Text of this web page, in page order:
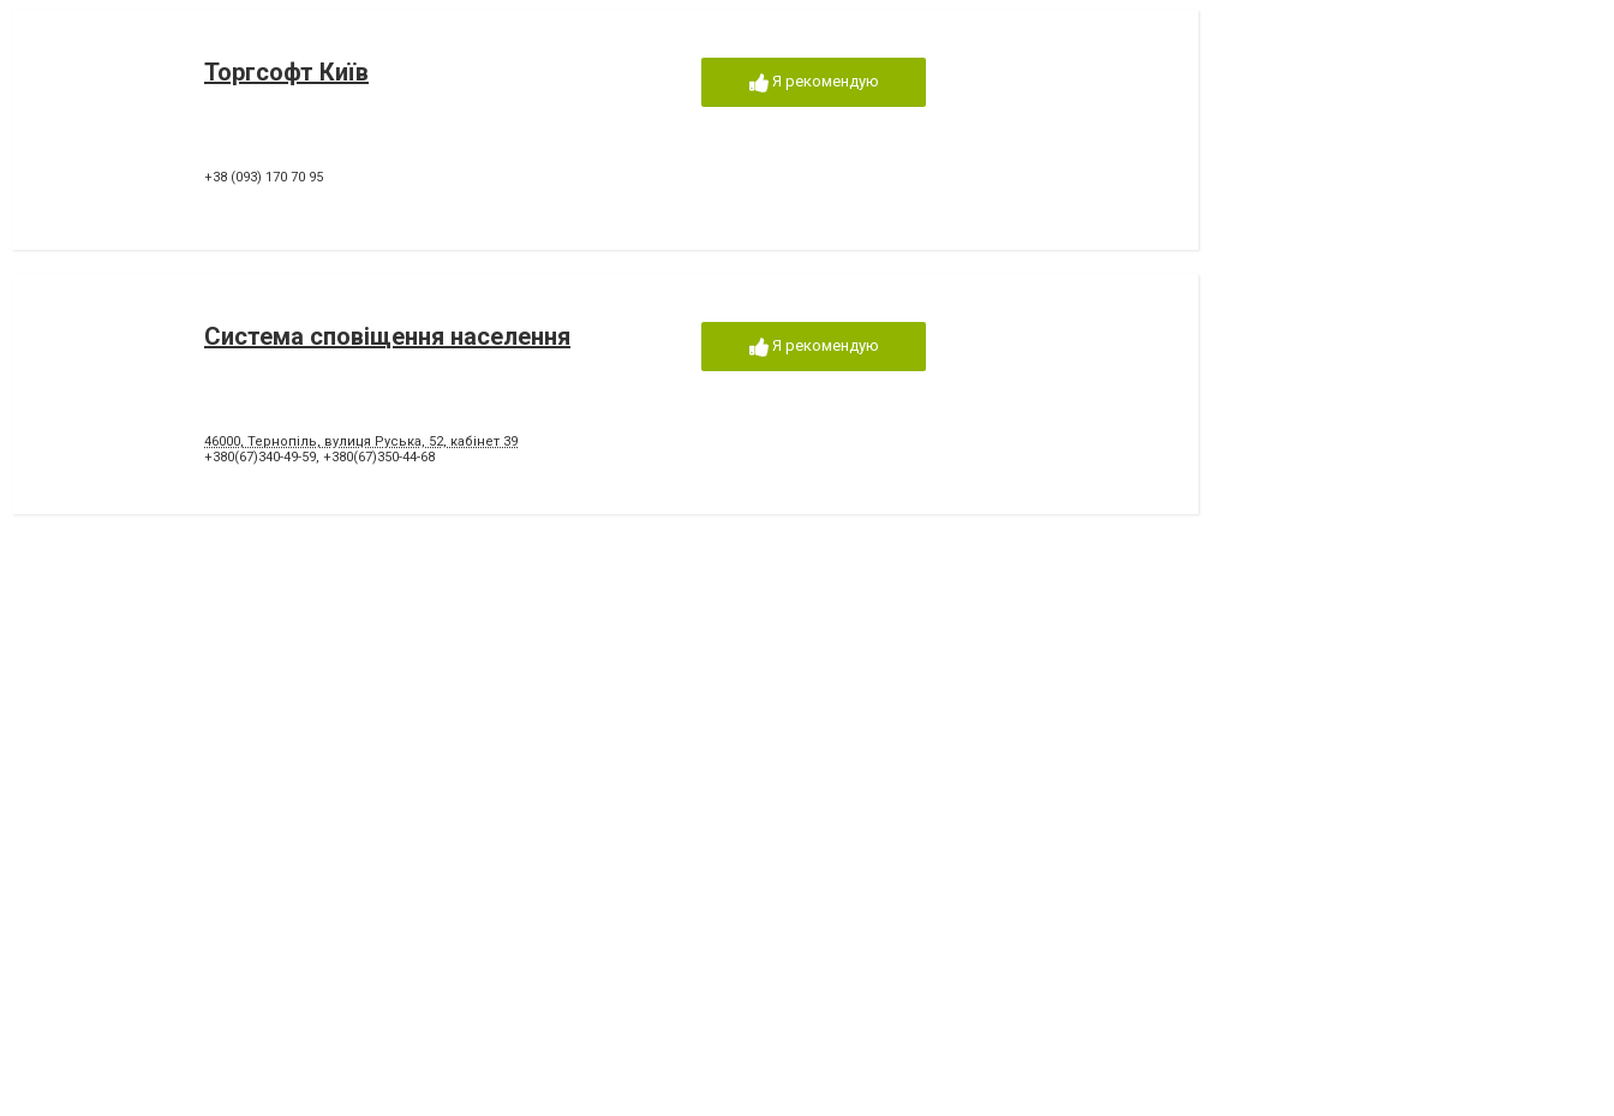
Торгсофт Київ
+38 (093) 170 70 95
Я рекомендую
Система сповіщення населення
46000, Тернопiль, вулиця Руська, 52, кабінет 39
+380(67)340-49-59, +380(67)350-44-68
Я рекомендую